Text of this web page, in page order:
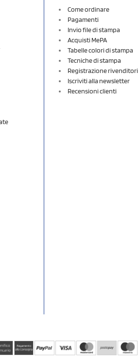
Come ordinare
Pagamenti
Invio file di stampa
Acquisti MePA
Tabelle colori di stampa
Tecniche di stampa
Registrazione rivenditori
Iscriviti alla newsletter
Recensioni clienti